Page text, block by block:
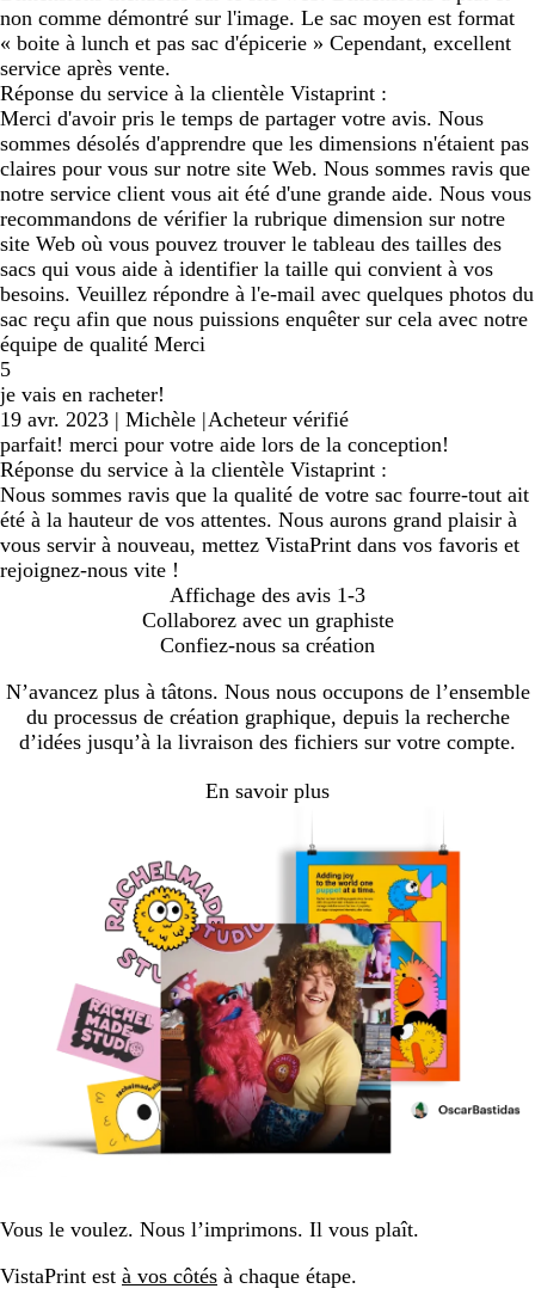
non comme démontré sur l'image. Le sac moyen est format
« boite à lunch et pas sac d'épicerie » Cependant, excellent
service après vente.
Réponse du service à la clientèle Vistaprint :
Merci d'avoir pris le temps de partager votre avis. Nous
sommes désolés d'apprendre que les dimensions n'étaient pas
claires pour vous sur notre site Web. Nous sommes ravis que
notre service client vous ait été d'une grande aide. Nous vous
recommandons de vérifier la rubrique dimension sur notre
site Web où vous pouvez trouver le tableau des tailles des
sacs qui vous aide à identifier la taille qui convient à vos
besoins. Veuillez répondre à l'e-mail avec quelques photos du
sac reçu afin que nous puissions enquêter sur cela avec notre
équipe de qualité Merci
5
je vais en racheter!
19 avr. 2023 | Michèle |Acheteur vérifié
parfait! merci pour votre aide lors de la conception!
Réponse du service à la clientèle Vistaprint :
Nous sommes ravis que la qualité de votre sac fourre-tout ait
été à la hauteur de vos attentes. Nous aurons grand plaisir à
vous servir à nouveau, mettez VistaPrint dans vos favoris et
rejoignez-nous vite !
Affichage des avis 1-3
Collaborez avec un graphiste
Confiez-nous sa création
N’avancez plus à tâtons. Nous nous occupons de l’ensemble
du processus de création graphique, depuis la recherche
d’idées jusqu’à la livraison des fichiers sur votre compte.
En savoir plus
Vous le voulez. Nous l’imprimons. Il vous plaît.
VistaPrint est à vos côtés à chaque étape.